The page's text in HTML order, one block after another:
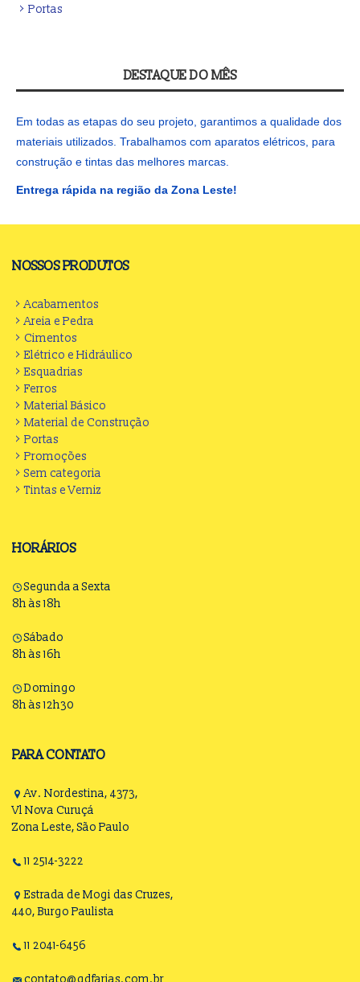
Portas
DESTAQUE DO MÊS
Em todas as etapas do seu projeto, garantimos a qualidade dos
materiais utilizados. Trabalhamos com aparatos elétricos, para
construção e tintas das melhores marcas.
Entrega rápida na região da Zona Leste!
NOSSOS PRODUTOS
Acabamentos
Areia e Pedra
Cimentos
Elétrico e Hidráulico
Esquadrias
Ferros
Material Básico
Material de Construção
Portas
Promoções
Sem categoria
Tintas e Verniz
HORÁRIOS
Segunda a Sexta
8h às 18h
Sábado
8h às 16h
Domingo
8h às 12h30
PARA CONTATO
Av. Nordestina, 4373,
Vl Nova Curuçá
Zona Leste, São Paulo
11 2514-3222
Estrada de Mogi das Cruzes,
440, Burgo Paulista
11 2041-6456
contato@gdfarias.com.br